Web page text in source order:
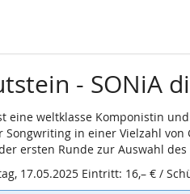
- SONiA
eine weltklasse Komponistin
Songwriting in einer Vielzahl
ersten Runde zur Auswahl
17.05.2025 Eintritt: 16,– € /